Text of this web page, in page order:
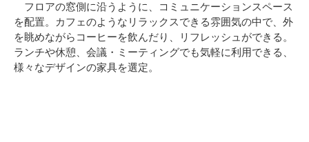
フロアの窓側に沿うように、コミュニケーションスペース
を配置。カフェのようなリラックスできる雰囲気の中で、外
を眺めながらコーヒーを飲んだり、リフレッシュができる。
ランチや休憩、会議・ミーティングでも気軽に利用できる、
様々なデザインの家具を選定。